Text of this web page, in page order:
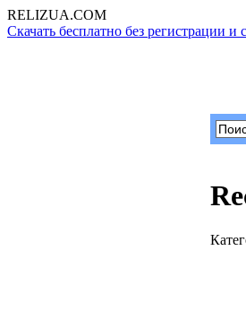
RELIZUA.COM
Скачать бесплатно без регистрации и